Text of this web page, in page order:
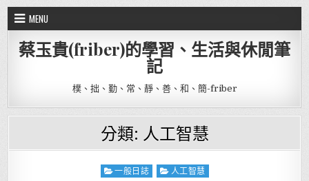
Skip to content
MENU
蔡玉貴(friber)的學習、生活與休閒筆
記
樸、拙、勤、常、靜、善、和、簡-friber
分類: 人工智慧
Posted in
一般日誌 人工智慧